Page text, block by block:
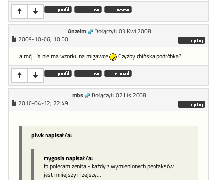
Anzelm
Dołączył: 03 Kwi 2008
2009-10-06, 10:00
a mój LX nie ma wzorku na migawce
Czyżby chińska podróbka?
mbs
Dołączył: 02 Lis 2008
2010-04-12, 22:49
plwk napisał/a:
mygosia napisał/a:
to polecam zenita - każdy z wymienionych pentaksów
jest mniejszy i lzejszy...